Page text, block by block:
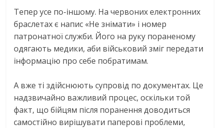
Тепер усе по-іншому. На червоних електронних
браслетах є напис «Не знімати» і номер
патронатної служби. Його на руку пораненому
одягають медики, аби військовий зміг передати
інформацію про себе побратимам.
А вже ті здійснюють супровід по документах. Це
надзвичайно важливий процес, оскільки той
факт, що бійцям після поранення доводиться
самостійно вирішувати паперові проблеми,